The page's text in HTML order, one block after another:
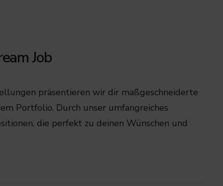
Job
präsentieren wir dir maßgeschneiderte
Portfolio. Durch unser umfangreiches
die perfekt zu deinen Wünschen und